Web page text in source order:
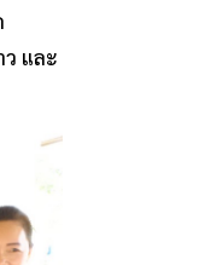
และ